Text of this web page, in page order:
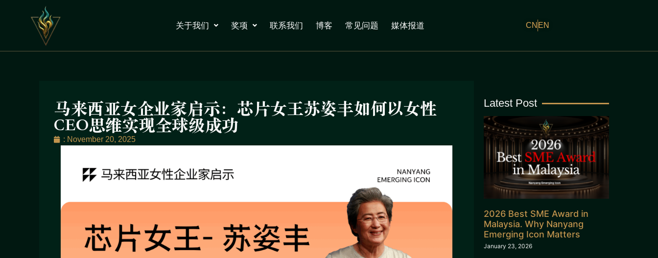
关于我们 奖项 联系我们 博客 常见问题 媒体报道 CN EN
马来西亚女企业家启示：芯片女王苏姿丰如何以女性
CEO思维实现全球级成功
: November 20, 2025
Latest Post
2026 Best SME Award in
Malaysia. Why Nanyang
Emerging Icon Matters
January 23, 2026